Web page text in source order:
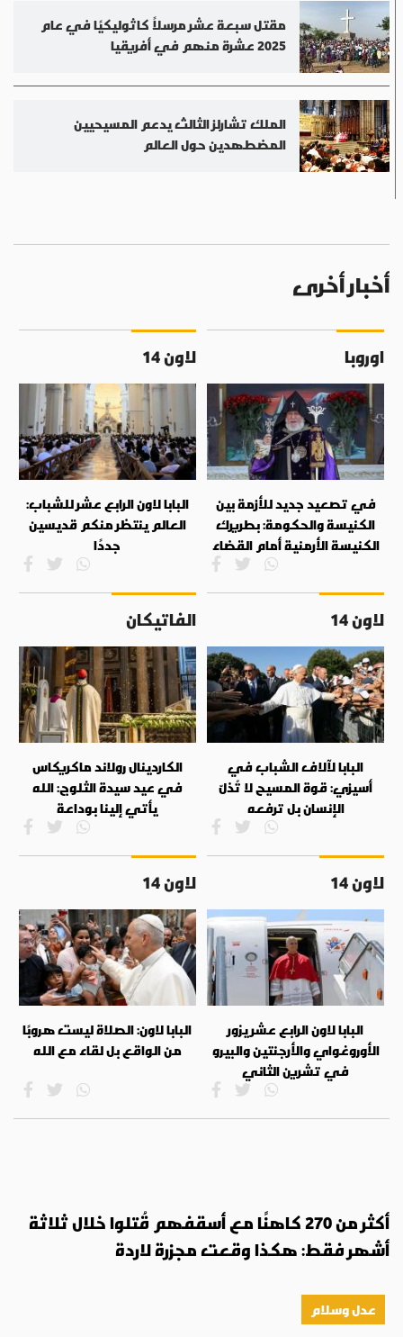
مقتل سبعة عشر مرسلاً كاثوليكيًا في عام
2025 عشرة منهم في أفريقيا
الملك تشارلز الثالث يدعم المسيحيين
المضطهدين حول العالم
أخبار أخرى
اوروبا
في تصعيد جديد للأزمة بين
الكنيسة والحكومة: بطريرك
الكنيسة الأرمنية أمام القضاء
لاون 14
البابا لاون الرابع عشر للشباب:
العالم ينتظر منكم قديسين
جددًا
لاون 14
البابا لآلاف الشباب في
أسيزي: قوة المسيح لا تُذلّ
الإنسان بل ترفعه
الفاتيكان
الكاردينال رولاند ماكريكاس
في عيد سيدة الثلوج: الله
يأتي إلينا بوداعة
لاون 14
البابا لاون الرابع عشر يزور
الأوروغواي والأرجنتين والبيرو
في تشرين الثاني
لاون 14
البابا لاون: الصلاة ليست هروبًا
من الواقع بل لقاء مع الله
أكثر من 270 كاهنًا مع أسقفهم قُتلوا خلال ثلاثة
أشهر فقط: هكذا وقعت مجزرة لاردة
عدل وسلام